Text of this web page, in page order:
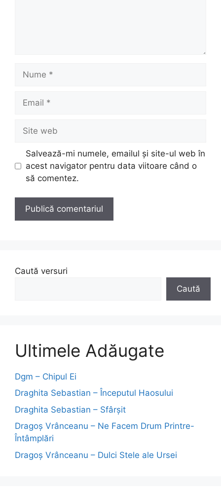
Nume
Email
Site
web
Salvează-mi numele, emailul și site-ul web în
acest navigator pentru data viitoare când o
să comentez.
Caută versuri
Caută
Ultimele Adăugate
Dgm – Chipul Ei
Draghita Sebastian – Începutul Haosului
Draghita Sebastian – Sfârșit
Dragoş Vrânceanu – Ne Facem Drum Printre-
Întâmplări
Dragoş Vrânceanu – Dulci Stele ale Ursei